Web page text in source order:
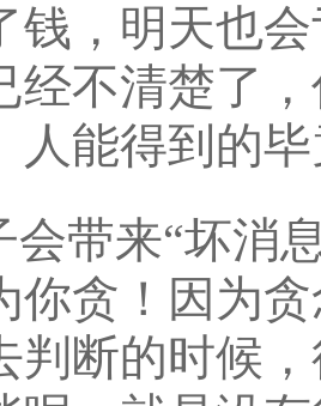
钱，明天也
经不清楚了
人能得到的
会带来“坏消
你贪！因为
判断的时候